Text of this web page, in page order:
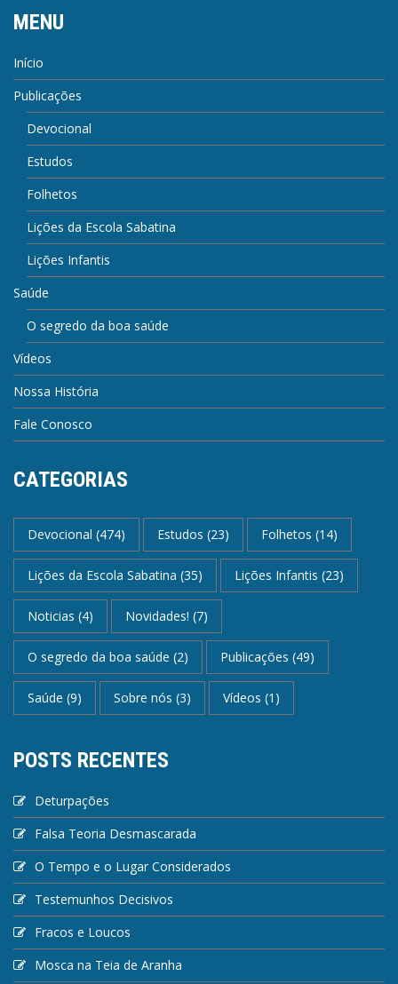
MENU
Início
Publicações
Devocional
Estudos
Folhetos
Lições da Escola Sabatina
Lições Infantis
Saúde
O segredo da boa saúde
Vídeos
Nossa História
Fale Conosco
CATEGORIAS
Devocional (474) Estudos (23) Folhetos (14)
Lições da Escola Sabatina (35) Lições Infantis (23)
Noticias (4) Novidades! (7)
O segredo da boa saúde (2) Publicações (49)
Saúde (9) Sobre nós (3) Vídeos (1)
POSTS RECENTES
Deturpações
Falsa Teoria Desmascarada
O Tempo e o Lugar Considerados
Testemunhos Decisivos
Fracos e Loucos
Mosca na Teia de Aranha